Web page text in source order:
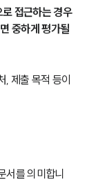
접근하는 경우
중하게 평가될
제출 목적 등이
서를 의미합니